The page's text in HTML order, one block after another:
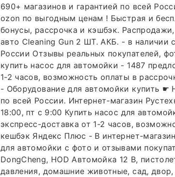
690+ магазинов и гарантией по всей
ozon по выгодным ценам ! Быстрая и
бонусы, рассрочка и кэшбэк.
авто Cleaning Gun 2 ШТ. АКБ. - в наличии
России Отзывы реальных покупателей,
купить насос для автомойки - 1487
1-2 часов, возможность оплаты в
- Оборудование для автомойки купить
по всей России. Интернет-магазин
18:00, пт с 9:00 Купить насос для
экспресс-доставка от 1-2 часов,
кешбэк Яндекс Плюс - В интернет-
для автомойки с фото и отзывами
DongCheng, HOD Автомойка 12 В,
давления, домашние животные, сад, двор,